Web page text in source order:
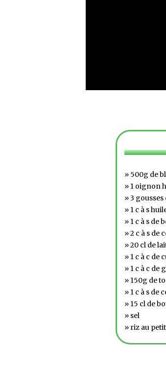
» 500g de
» 1 oignon
» 3
» 1 c à s
» 1 c à s de
» 2 c à s de
» 20 cl de
» 1 c à c de
» 1 c à c de
» 150g de
» 1 c à s de
» 15 cl de
» sel
» riz au